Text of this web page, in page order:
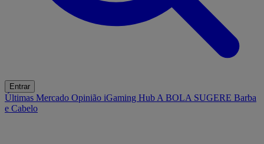
Entrar
Últimas Mercado Opinião iGaming Hub A BOLA SUGERE Barba
e Cabelo